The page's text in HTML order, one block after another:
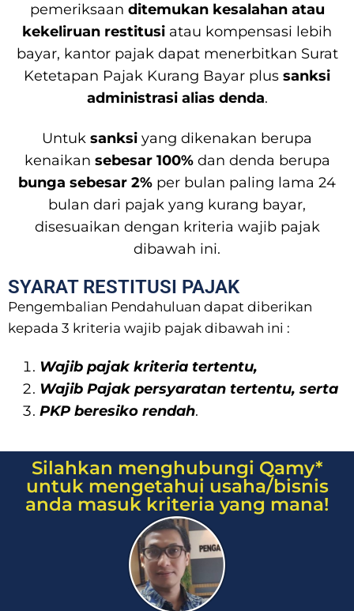
pemeriksaan ditemukan kesalahan atau
kekeliruan restitusi atau kompensasi lebih
bayar, kantor pajak dapat menerbitkan Surat
Ketetapan Pajak Kurang Bayar plus sanksi
administrasi alias denda.
Untuk sanksi yang dikenakan berupa
kenaikan sebesar 100%dan denda berupa
bunga sebesar 2% per bulan paling lama 24
bulan dari pajak yang kurang bayar,
disesuaikan dengan kriteria wajib pajak
dibawah ini.
SYARAT RESTITUSI PAJAK
Pengembalian Pendahuluan dapat diberikan
kepada 3 kriteria wajib pajak dibawah ini :
Wajib pajak kriteria tertentu,
Wajib Pajak persyaratan tertentu, serta
PKP beresiko rendah.
Silahkan menghubungi Qamy*
untuk mengetahui usaha/bisnis
anda masuk kriteria yang mana!